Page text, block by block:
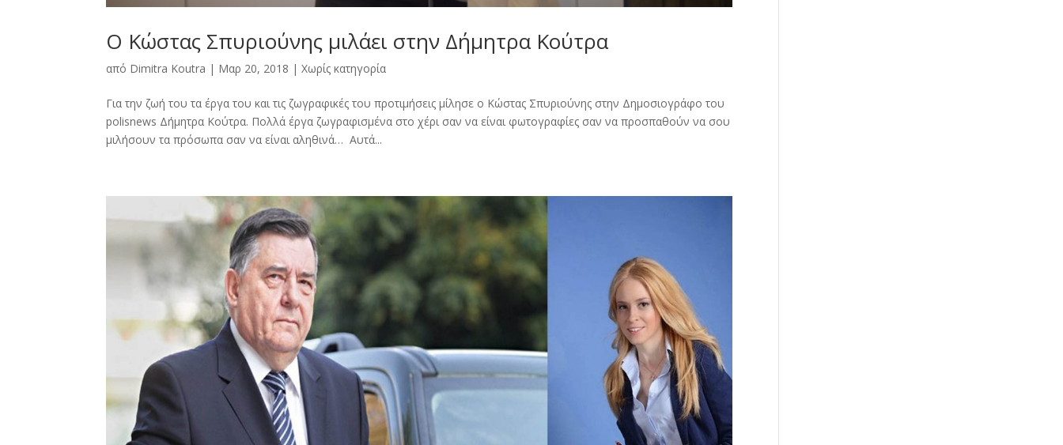
Ο Κώστας Σπυριούνης μιλάει στην Δήμητρα Κούτρα
από Dimitra Kοutra | Μαρ 20, 2018 |Χωρίς κατηγορία
Για την ζωή του τα έργα του και τις ζωγραφικές του προτιμήσεις μίλησε ο Κώστας Σπυριούνης στην Δημοσιογράφο του
polisnews Δήμητρα Κούτρα. Πολλά έργα ζωγραφισμένα στο χέρι σαν να είναι φωτογραφίες σαν να προσπαθούν να σου
μιλήσουν τα πρόσωπα σαν να είναι αληθινά… Αυτά...